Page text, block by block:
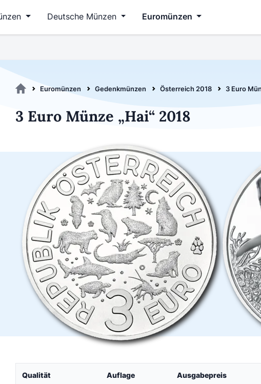
Deutsche Münzen Euromünzen
Euromünzen Gedenkmünzen Österreich 2018 3 Euro
3 Euro Münze „Hai“ 2018
Qualität Auflage Ausgabepreis